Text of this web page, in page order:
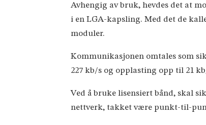
Avhengig av bruk, hevdes det at
i en LGA-kapsling. Med det de
moduler.
Kommunikasjonen omtales som
227 kb/s og opplasting opp til 21
Ved å bruke lisensiert bånd, skal
nettverk, takket være punkt-til-